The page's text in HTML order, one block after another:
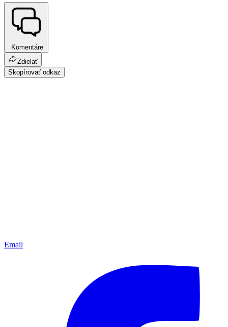
Komentáre
Zdielať
Skopírovať odkaz
Email